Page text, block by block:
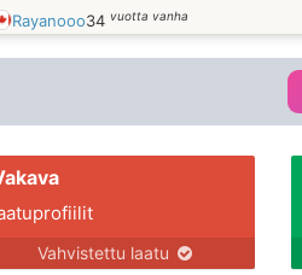
Rayanooo34 vuotta vanha
Vahvistettu laatu